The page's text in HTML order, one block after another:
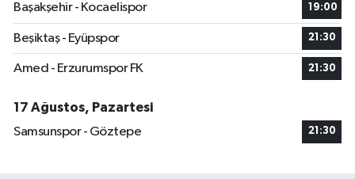
Başakşehir - Kocaelispor
19:00
Beşiktaş - Eyüpspor 21:30
Amed - Erzurumspor FK 21:30
17 Ağustos, Pazartesi
Samsunspor - Göztepe
21:30